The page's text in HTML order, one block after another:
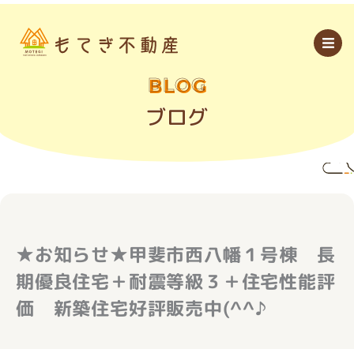
内
BLOG
ブログ
★お知らせ★甲斐市西八幡１号棟 長
期優良住宅＋耐震等級３＋住宅性能評
価 新築住宅好評販売中(^^♪